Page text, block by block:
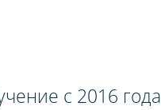
с 2016 года